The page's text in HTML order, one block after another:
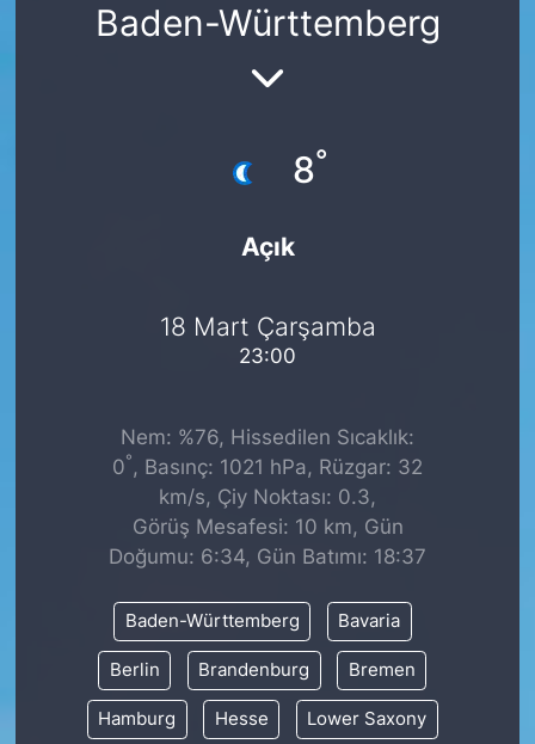
Baden-Württemberg
8°
Açık
18 Mart Çarşamba
23:00
Nem: %76, Hissedilen Sıcaklık:
0° , Basınç: 1021 hPa, Rüzgar: 32
km/s, Çiy Noktası: 0.3,
Görüş Mesafesi: 10 km, Gün
Doğumu: 6:34, Gün Batımı: 18:37
Baden-Württemberg Bavaria
Berlin Brandenburg Bremen
Hamburg Hesse Lower Saxony